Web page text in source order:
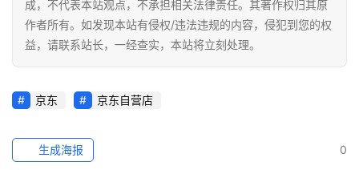
成，不代表本站观点，不承担相关法律责任。其著作权归其原
作者所有。如发现本站有侵权/违法违规的内容，侵犯到您的权
益，请联系站长，一经查实，本站将立刻处理。
京东 京东自营店
0
生成海报